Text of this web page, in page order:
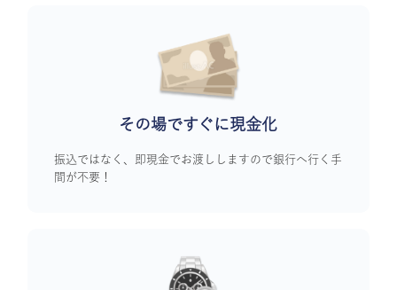
その場ですぐに現金化
振込ではなく、即現金でお渡ししますので銀行へ行く手
間が不要！